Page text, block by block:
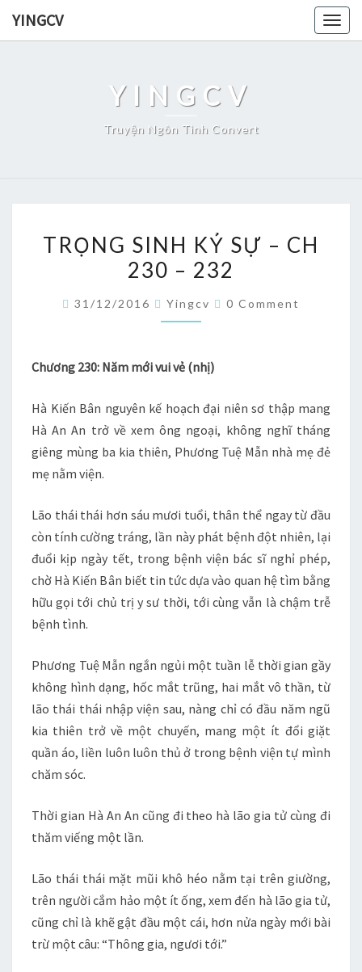
YINGCV
YINGCV
Truyện Ngôn Tình Convert
SINH
KỶ
230
232
TRỌNG SINH KỶ SỰ – CH
230 – 232
31/12/2016 Yingcv Comments
0 Comment
Chương 230: Năm mới vui vẻ (nhị)
Hà Kiến Bân nguyên kế hoạch đại niên sơ thập mang
Hà An An trở về xem ông ngoại, không nghĩ tháng
giêng mùng ba kia thiên, Phương Tuệ Mẫn nhà mẹ đẻ
mẹ nằm viện.
Lão thái thái hơn sáu mươi tuổi, thân thể ngay từ đầu
còn tính cường tráng, lần này phát bệnh đột nhiên, lại
đuổi kịp ngày tết, trong bệnh viện bác sĩ nghỉ phép,
chờ Hà Kiến Bân biết tin tức dựa vào quan hệ tìm bằng
hữu gọi tới chủ trị y sư thời, tới cùng vẫn là chậm trễ
bệnh tình.
Phương Tuệ Mẫn ngắn ngủi một tuần lễ thời gian gầy
không hình dạng, hốc mắt trũng, hai mắt vô thần, từ
lão thái thái nhập viện sau, nàng chỉ có đầu năm ngũ
kia thiên trở về một chuyến, mang một ít đổi giặt
quần áo, liền luôn luôn thủ ở trong bệnh viện tự mình
chăm sóc.
Thời gian Hà An An cũng đi theo hà lão gia tử cùng đi
thăm viếng một lần.
Lão thái thái mặt mũi khô héo nằm tại trên giường,
trên người cắm hảo một ít ống, xem đến hà lão gia tử,
cũng chỉ là khẽ gật đầu một cái, hơn nửa ngày mới bài
trừ một câu: “Thông gia, ngươi tới.”